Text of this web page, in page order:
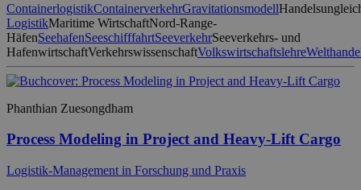
ContainerlogistikContainerverkehrGravitationsmodell
LogistikMaritime WirtschaftNord-Range-
HäfenSeehafenSeeschifffahrtSeeverkehrSeeverkehrs- und
HafenwirtschaftVerkehrswissenschaftVolkswirtschaftslehre
Phanthian Zuesongdham
Process Modeling in Project and Heavy-Lift Cargo
Logistik-Management in Forschung und Praxis